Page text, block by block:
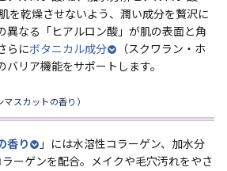
を乾燥させないよう、潤い成分を贅沢に
異なる「ヒアルロン酸」が肌の表面と角
らにボタニカル成分
（スクワラン・ホ
リア機能をサポートします。
マスカットの香り）
香り
」には水溶性コラーゲン、加水分
ーゲンを配合。メイクや毛穴汚れをやさ